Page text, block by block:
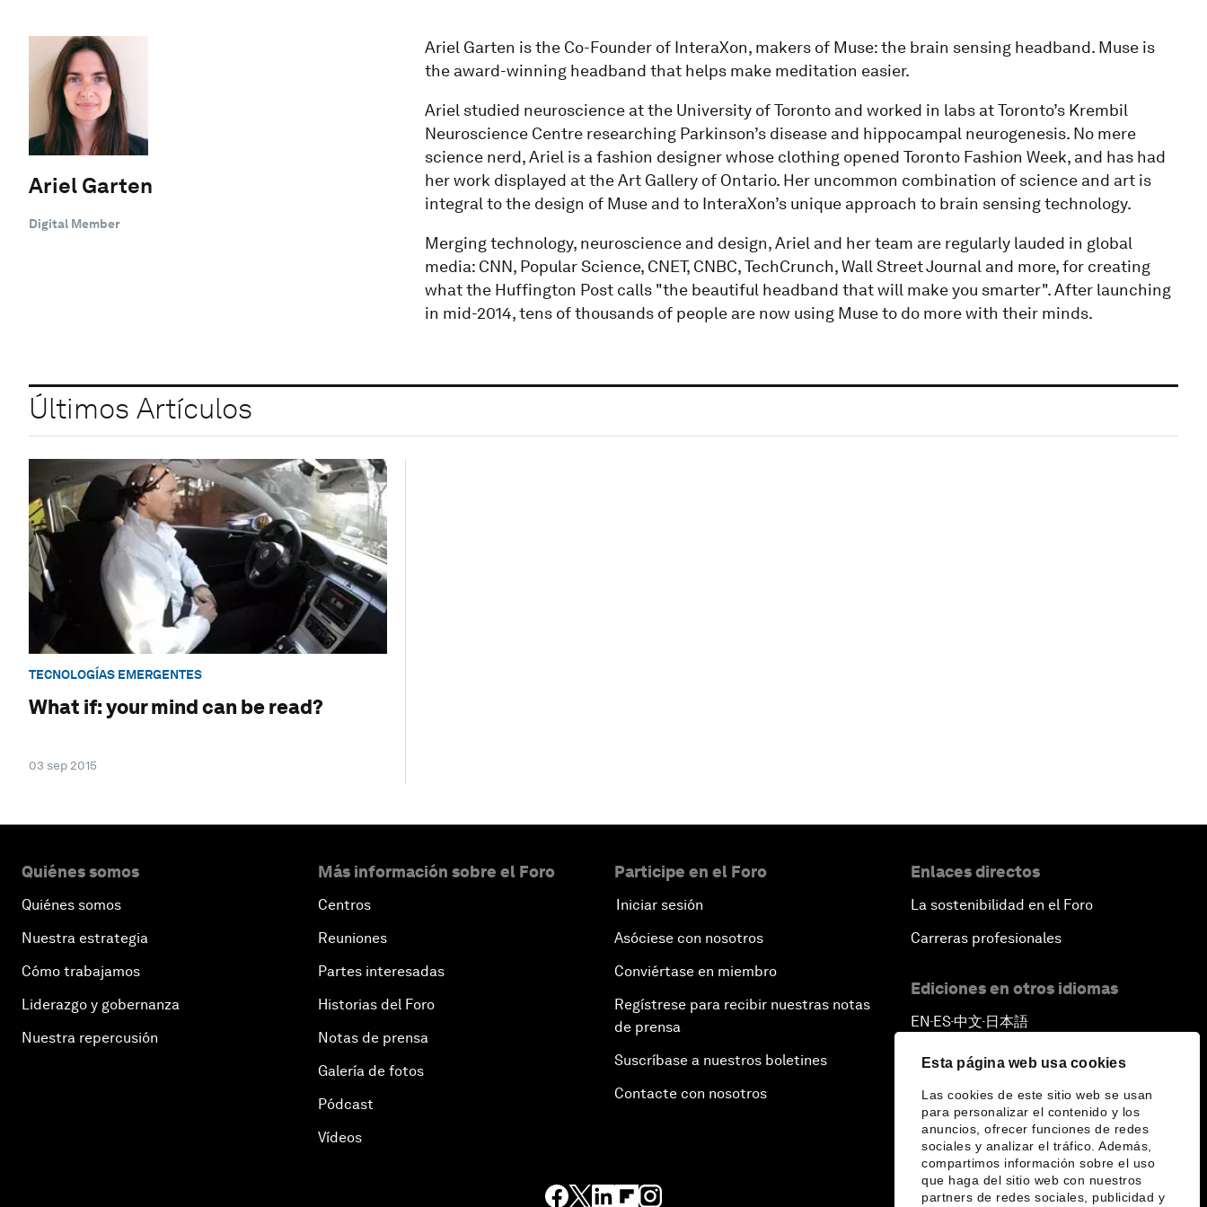
Esta página web usa cookies
Las cookies de este sitio web se usan
para personalizar el contenido y los
anuncios, ofrecer funciones de redes
sociales y analizar el tráfico. Además,
compartimos información sobre el uso
que haga del sitio web con nuestros
partners de redes sociales, publicidad y
Ariel Garten
Digital Member
Ariel Garten is the Co-Founder of InteraXon, makers of Muse: the brain sensing headband. Muse is
the award-winning headband that helps make meditation easier.
Ariel studied neuroscience at the University of Toronto and worked in labs at Toronto’s Krembil
Neuroscience Centre researching Parkinson’s disease and hippocampal neurogenesis. No mere
science nerd, Ariel is a fashion designer whose clothing opened Toronto Fashion Week, and has had
her work displayed at the Art Gallery of Ontario. Her uncommon combination of science and art is
integral to the design of Muse and to InteraXon’s unique approach to brain sensing technology.
Merging technology, neuroscience and design, Ariel and her team are regularly lauded in global
media: CNN, Popular Science, CNET, CNBC, TechCrunch, Wall Street Journal and more, for creating
what the Huffington Post calls "the beautiful headband that will make you smarter". After launching
in mid-2014, tens of thousands of people are now using Muse to do more with their minds.
Últimos Artículos
TECNOLOGÍAS EMERGENTES
What if: your mind can be read?
03 sep 2015
Quiénes somos
Quiénes somos
Nuestra estrategia
Cómo trabajamos
Liderazgo y gobernanza
Nuestra repercusión
Más información sobre el Foro
Centros
Reuniones
Partes interesadas
Historias del Foro
Notas de prensa
Galería de fotos
Pódcast
Vídeos
Participe en el Foro
Iniciar sesión
Asóciese con nosotros
Conviértase en miembro
Regístrese para recibir nuestras notas
de prensa
Suscríbase a nuestros boletines
Contacte con nosotros
Enlaces directos
La sostenibilidad en el Foro
Carreras profesionales
Ediciones en otros idiomas
EN ▪ ES▪中文▪ 日本語